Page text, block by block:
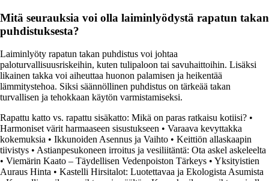
Mitä seurauksia voi olla laiminlyödystä rapatun takan
puhdistuksesta?
Laiminlyöty rapatun takan puhdistus voi johtaa
paloturvallisuusriskeihin, kuten tulipaloon tai savuhaittoihin. Lisäksi
likainen takka voi aiheuttaa huonon palamisen ja heikentää
lämmitystehoa. Siksi säännöllinen puhdistus on tärkeää takan
turvallisen ja tehokkaan käytön varmistamiseksi.
Rapattu katto vs. rapattu sisäkatto: Mikä on paras ratkaisu kotiisi? •
Harmoniset värit harmaaseen sisustukseen • Varaava kevyttakka
kokemuksia • Ikkunoiden Asennus ja Vaihto • Keittiön allaskaapin
tiivistys • Astianpesukoneen irroitus ja vesiliitäntä: Ota askel askeleelta
• Viemärin Kaato – Täydellisen Vedenpoiston Tärkeys • Yksityistien
Auraus Hinta • Kastelli Hirsitalot: Luotettavaa ja Ekologista Asumista